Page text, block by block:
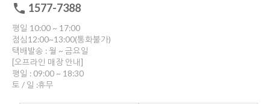
1577-7388
평일 10:00 ~ 17:00
점심12:00~13:00(통화불가)
택배발송 : 월 ~ 금요일
[오프라인 매장 안내]
평일 : 09:00 ~ 18:30
토 / 일 :휴무